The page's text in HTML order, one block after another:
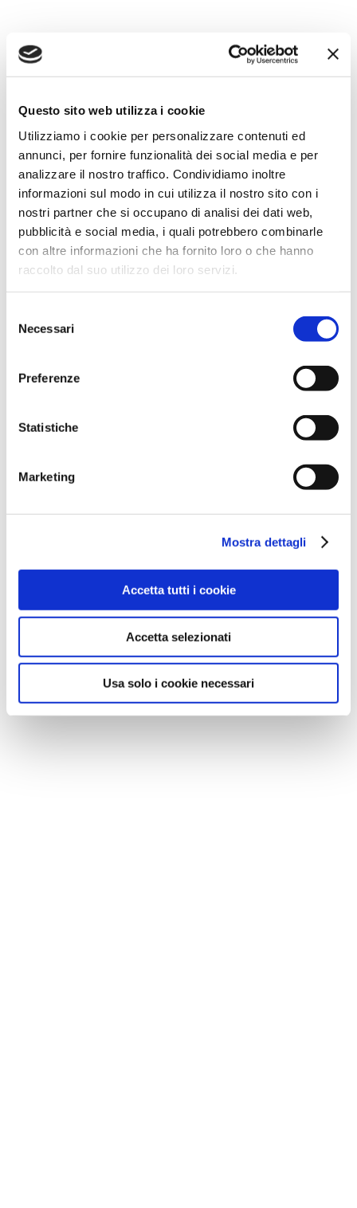
Questo sito web utilizza i cookie
Utilizziamo i cookie per personalizzare contenuti ed
annunci, per fornire funzionalità dei social media e per
analizzare il nostro traffico. Condividiamo inoltre
informazioni sul modo in cui utilizza il nostro sito con i
nostri partner che si occupano di analisi dei dati web,
pubblicità e social media, i quali potrebbero combinarle
con altre informazioni che ha fornito loro o che hanno
raccolto dal suo utilizzo dei loro servizi.
delNecessari
Preferenze
Statistiche
Marketing
Mostra dettagli
Accetta tutti i cookie
Accetta selezionati
Usa solo i cookie necessari